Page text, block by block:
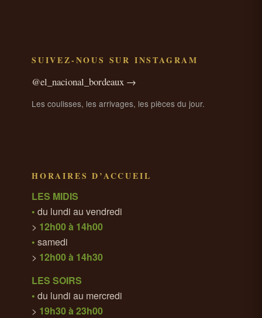
SUIVEZ-NOUS SUR INSTAGRAM
@el_nacional_bordeaux →
Les coulisses, les arrivages, les pièces du jour.
HORAIRES D’ACCUEIL
LES MIDIS
• du lundi au vendredi
> 12h00 à 14h00
• samedi
> 12h00 à 14h30
LES SOIRS
• du lundi au mercredi
> 19h30 à 23h00